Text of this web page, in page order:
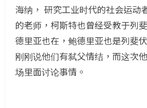
海纳， 研究工业时代的社会运动
的老师，柯斯特也曾经受教于列
德里亚也在，鲍德里亚也是列斐
刚刚说他们有弑父情结，而这次
场里面讨论事情。